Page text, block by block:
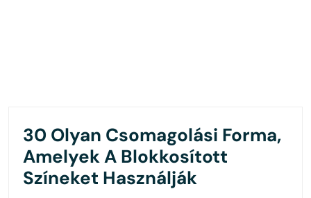
30 Olyan Csomagolási Forma,
Amelyek A Blokkosított
Színeket Használják